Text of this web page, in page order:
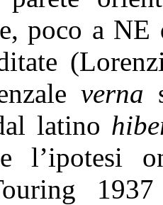
poco a NE
verna
latino
l’ipotesi